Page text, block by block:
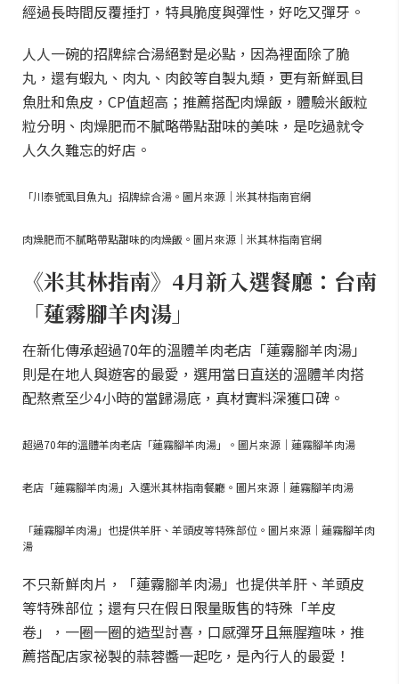
經過長時間反覆捶打，特具脆度與彈性，好吃又彈牙。
人人一碗的招牌綜合湯絕對是必點，因為裡面除了脆
丸，還有蝦丸、肉丸、肉餃等自製丸類，更有新鮮虱目
魚肚和魚皮，CP值超高；推薦搭配肉燥飯，體驗米飯粒
粒分明、肉燥肥而不膩略帶點甜味的美味，是吃過就令
人久久難忘的好店。
「川泰號虱目魚丸」招牌綜合湯。圖片來源｜米其林指南官網
肉燥肥而不膩略帶點甜味的肉燥飯。圖片來源｜米其林指南官網
《米其林指南》4月新入選餐廳：台南
「蓮霧腳羊肉湯」
在新化傳承超過70年的溫體羊肉老店「蓮霧腳羊肉湯」
則是在地人與遊客的最愛，選用當日直送的溫體羊肉搭
配熬煮至少4小時的當歸湯底，真材實料深獲口碑。
超過70年的溫體羊肉老店「蓮霧腳羊肉湯」。圖片來源｜蓮霧腳羊肉湯
老店「蓮霧腳羊肉湯」入選米其林指南餐廳。圖片來源｜蓮霧腳羊肉湯
「蓮霧腳羊肉湯」也提供羊肝、羊頭皮等特殊部位。圖片來源｜蓮霧腳羊肉
湯
不只新鮮肉片，「蓮霧腳羊肉湯」也提供羊肝、羊頭皮
等特殊部位；還有只在假日限量販售的特殊「羊皮
卷」，一圈一圈的造型討喜，口感彈牙且無腥羶味，推
薦搭配店家祕製的蒜蓉醬一起吃，是內行人的最愛！